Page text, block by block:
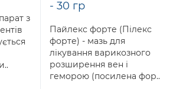
гормональні порушення)
геморою
з
- 30 гр
Пайлекс форте (Пілекс
форте) - мазь для
лікування варикозного
розширення вен і
геморою (посилена фор..